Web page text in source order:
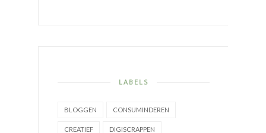
LABELS
BLOGGEN CONSUMINDEREN
CREATIEF DIGISCRAPPEN